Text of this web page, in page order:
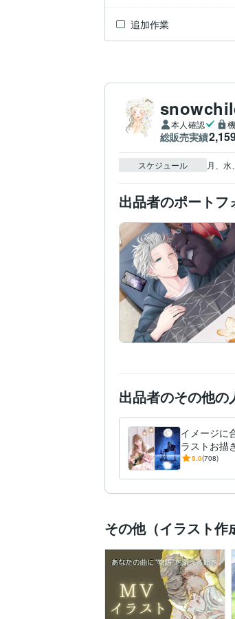
追加作業
本人確認
総販売実績
スケジュール 月、水
出品者のポートフ
出品者のその他の
イメージに
ラストお描
用OK☆チラ
5.0(708)
その他（イラスト作